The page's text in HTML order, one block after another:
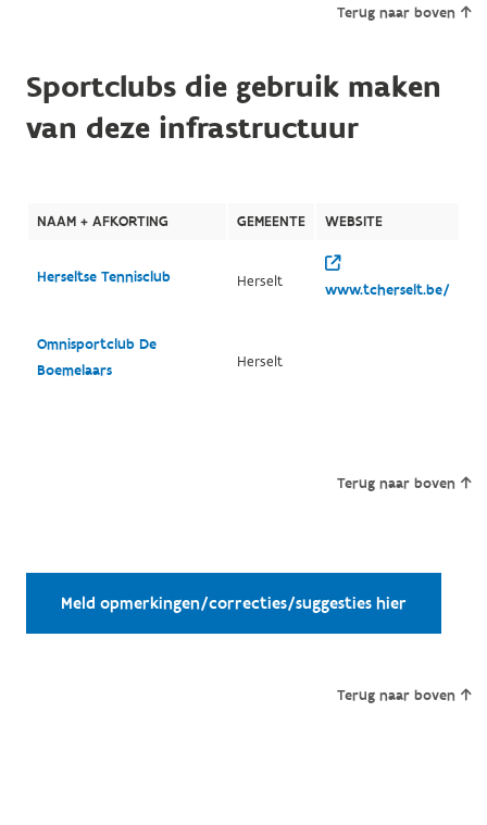
Terug naar boven
Sportclubs die gebruik maken
van deze infrastructuur
NAAM + AFKORTING GEMEENTE WEBSITE
Herseltse Tennisclub Herselt www.tcherselt.be/
Omnisportclub De
Boemelaars
Herselt
Terug naar boven
Meld opmerkingen/correcties/suggesties hier
Terug naar boven